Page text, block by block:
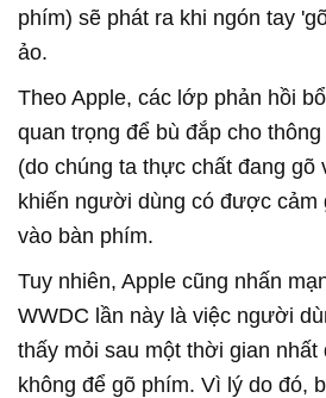
phím) sẽ phát ra khi ngón tay
ảo.
Theo Apple, các lớp phản hồi
quan trọng để bù đắp cho
(do chúng ta thực chất đang gõ
khiến người dùng có được cảm
vào bàn phím.
Tuy nhiên, Apple cũng nhấn
WWDC lần này là việc người
thấy mỏi sau một thời gian nhất
không để gõ phím. Vì lý do đó,